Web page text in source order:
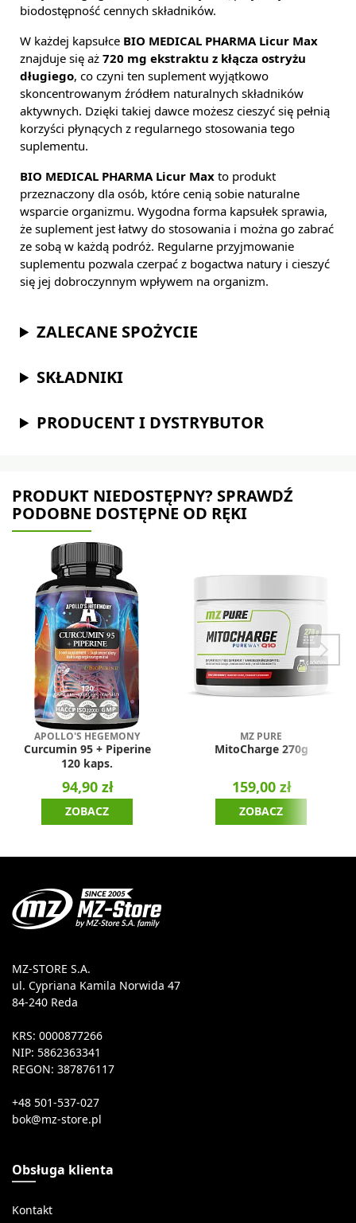
biodostępność cennych składników.
W każdej kapsułce BIO MEDICAL PHARMA Licur Max
znajduje się aż 720 mg ekstraktu z kłącza ostryżu
długiego, co czyni ten suplement wyjątkowo
skoncentrowanym źródłem naturalnych składników
aktywnych. Dzięki takiej dawce możesz cieszyć się pełnią
korzyści płynących z regularnego stosowania tego
suplementu.
BIO MEDICAL PHARMA Licur Max to produkt
przeznaczony dla osób, które cenią sobie naturalne
wsparcie organizmu. Wygodna forma kapsułek sprawia,
że suplement jest łatwy do stosowania i można go zabrać
ze sobą w każdą podróż. Regularne przyjmowanie
suplementu pozwala czerpać z bogactwa natury i cieszyć
się jej dobroczynnym wpływem na organizm.
ZALECANE SPOŻYCIE
SKŁADNIKI
PRODUCENT I DYSTRYBUTOR
PRODUKT NIEDOSTĘPNY? SPRAWDŹ
PODOBNE DOSTĘPNE OD RĘKI
APOLLO'S HEGEMONY
Curcumin 95 + Piperine
120 kaps.
94,90 zł
ZOBACZ
MZ PURE
MitoCharge 270g
159,00 zł
ZOBACZ
MZ-STORE S.A.
ul. Cypriana Kamila Norwida 47
84-240 Reda
KRS: 0000877266
NIP: 5862363341
REGON: 387876117
+48 501-537-027
Obsługa klienta
Kontakt